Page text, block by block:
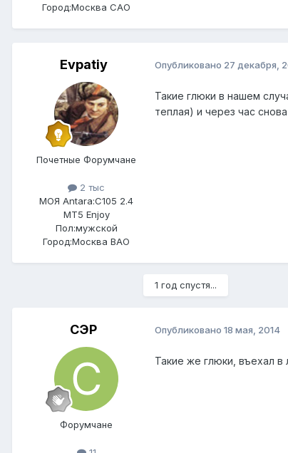
Город:Москва САО
Evpatiy
Почетные Форумчане
2 тыс
МОЯ Antara:C105 2.4
MT5 Enjoy
Пол:мужской
Город:Москва ВАО
Опубликовано 27 декабря,
Такие глюки в нашем
теплая) и через час
1 год спустя...
СЭР
Форумчане
Опубликовано 18 мая, 2014
Такие же глюки, въехал в